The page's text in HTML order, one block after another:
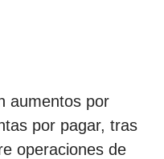
aumentos por
por pagar, tras
operaciones de